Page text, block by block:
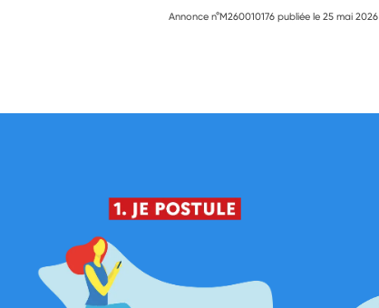
Annonce n°M260010176 publiée le25 mai 2026